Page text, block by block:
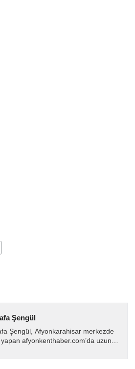
Şengül
Şengül, Afyonkarahisar merkezde
yapan afyonkenthaber.com’da uzun
haber akışı...